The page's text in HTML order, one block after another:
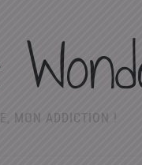
MON ADDICTION !